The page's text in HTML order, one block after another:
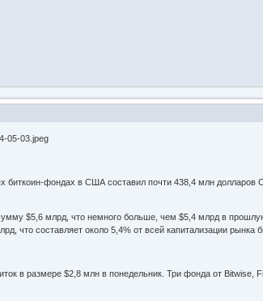
биткоин-фондах в США составил почти 438,4 млн
$5,6 млрд, что немного больше, чем $5,4 млрд в
что составляет около 5,4% от всей капитализации рынка
в размере $2,8 млн в понедельник. Три фонда от Bitwise,